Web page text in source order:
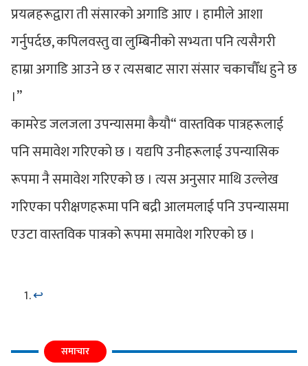
प्रयत्नहरूद्वारा ती संसारको अगाडि आए । हामीले आशा
गर्नुपर्दछ, कपिलवस्तु वा लुम्बिनीको सभ्यता पनि त्यसैगरी
हाम्रा अगाडि आउने छ र त्यसबाट सारा संसार चकाचौँध हुने छ
।”
कामरेड जलजला उपन्यासमा कैयौ“ वास्तविक पात्रहरूलाई
पनि समावेश गरिएको छ । यद्यपि उनीहरूलाई उपन्यासिक
रूपमा नै समावेश गरिएको छ । त्यस अनुसार माथि उल्लेख
गरिएका परीक्षणहरूमा पनि बद्री आलमलाई पनि उपन्यासमा
एउटा वास्तविक पात्रको रूपमा समावेश गरिएको छ ।
↩︎
समाचार